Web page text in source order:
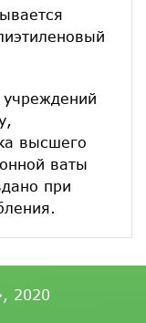
высшего
ваты
при
2020